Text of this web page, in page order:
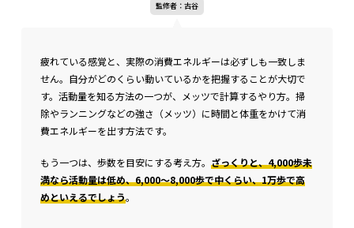
監修者：古谷
疲れている感覚と、実際の消費エネルギーは必ずしも一致しま
せん。自分がどのくらい動いているかを把握することが大切で
す。活動量を知る方法の一つが、メッツで計算するやり方。掃
除やランニングなどの強さ（メッツ）に時間と体重をかけて消
費エネルギーを出す方法です。
もう一つは、歩数を目安にする考え方。 ざっくりと、4,000歩未
満なら活動量は低め、6,000〜8,000歩で中くらい、1万歩で高
めといえるでしょう。